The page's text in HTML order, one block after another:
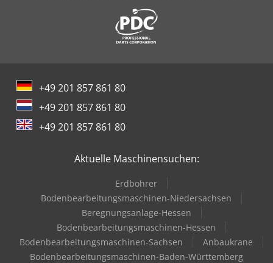
+49 201 857 861 80
+49 201 857 861 80
+49 201 857 861 80
Aktuelle Maschinensuchen:
Erdbohrer
Bodenbearbeitungsmaschinen-Niedersachsen
Beregnungsanlage-Hessen
Bodenbearbeitungsmaschinen-Hessen
Bodenbearbeitungsmaschinen-Sachsen
Anbaukrane
Bodenbearbeitungsmaschinen-Baden-Württemberg